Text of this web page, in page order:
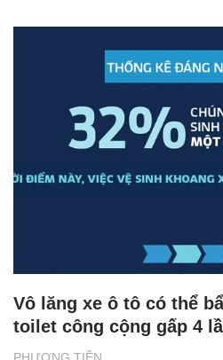
PHƯƠNG TIỆN
Vô lăng xe ô tô có thể
toilet công cộng gấp 4